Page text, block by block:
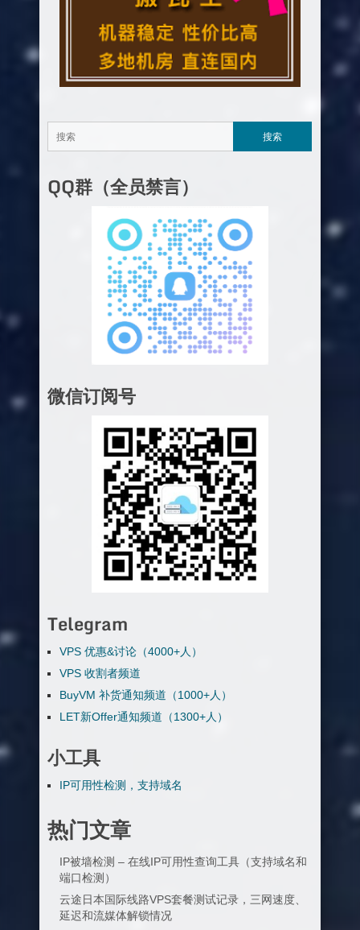
QQ群（全员禁言）
微信订阅号
Telegram
VPS 优惠&讨论（4000+人）
VPS 收割者频道
BuyVM 补货通知频道（1000+人）
LET新Offer通知频道（1300+人）
小工具
IP可用性检测，支持域名
热门文章
IP被墙检测 – 在线IP可用性查询工具（支持域名和
端口检测）
云途日本国际线路VPS套餐测试记录，三网速度、
延迟和流媒体解锁情况